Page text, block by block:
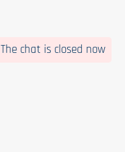
The chat is closed now